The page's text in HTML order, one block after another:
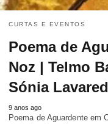
CURTAS E EVENTOS
Poema de
Noz | Telmo
Sónia
9 anos ago
Poema de Aguardente em